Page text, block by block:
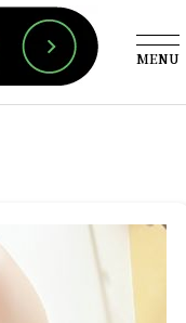
ホーム 雪野えるさ写メ日記
MENU